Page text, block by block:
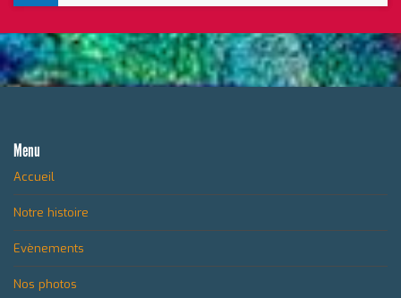
Menu
Accueil
Notre histoire
Evènements
Nos photos